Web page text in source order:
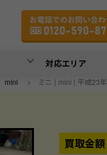
対応エリア
mini > ミニ | mini | 平成23
買取金額